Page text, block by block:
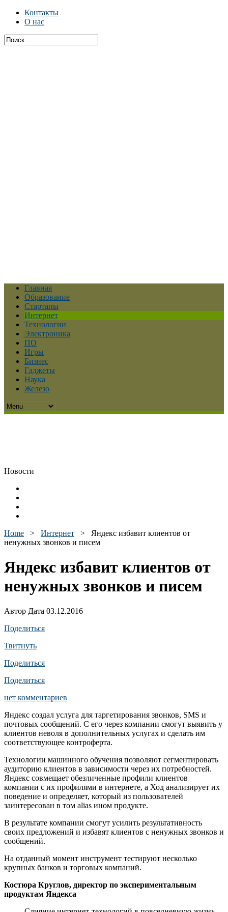
Контакты
О нас
Главная
Образование
Стартапы
Интернет
Технологии
Электроника
ПО
Игры
Бизнес
Гаджеты
Наука
Железо
Новости
Home > Интернет > Яндекс избавит клиентов от
ненужных звонков и писем
Яндекс избавит клиентов от
ненужных звонков и писем
Автор Дата 03.12.2016
Поделиться
Твитнуть
Поделиться
Поделиться
нет комментариев
Яндекс создал услуга для таргетирования звонков, SMS и
почтовых сообщений. С его через компании смогут выявить у
клиентов неволя в дополнительных услугах и сделать им
соответствующее контроферта.
Технологии машинного обучения позволяют сегментировать
аудиторию клиентов в зависимости через их потребностей.
Яндекс совмещает обезличенные профили клиентов
компании с их профилями в интернете, а Ход анализирует их
поведение и определяет, который из пользователей
заинтересован в том alias ином продукте.
В результате компании смогут усилить результативность
своих предложений и избавят клиентов с ненужных звонков и
сообщений.
На отданный момент инструмент тестируют несколько
крупных банков и торговых компаний.
Костюра Круглов, директор по экспериментальным
продуктам Яндекса